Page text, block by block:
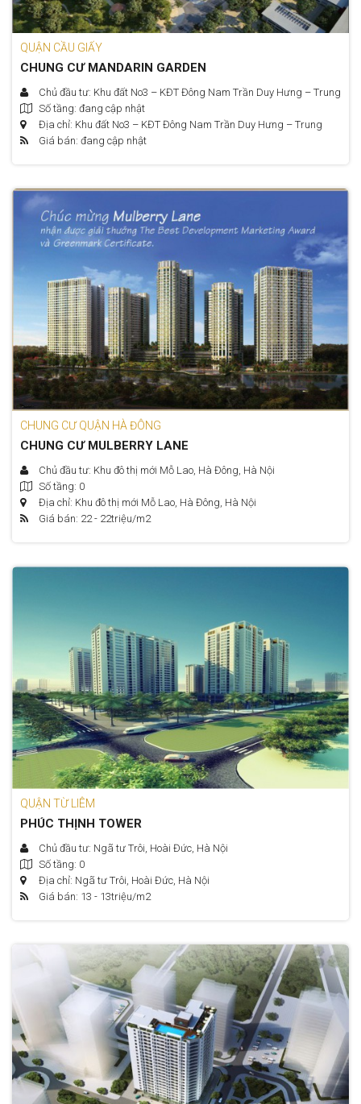
QUẬN CẦU GIẤY
CHUNG CƯ MANDARIN GARDEN
Chủ đầu tư: Khu đất No3 – KĐT Đông Nam Trần Duy Hưng – Trung
Hòa – Cầu Giấy – Hà Nội
Số tầng: đang cập nhật
Địa chỉ: Khu đất No3 – KĐT Đông Nam Trần Duy Hưng – Trung
Hòa – Cầu Giấy – Hà Nội
Giá bán: đang cập nhật
CHUNG CƯ QUẬN HÀ ĐÔNG
CHUNG CƯ MULBERRY LANE
Chủ đầu tư: Khu đô thị mới Mỗ Lao, Hà Đông, Hà Nội
Số tầng: 0
Địa chỉ: Khu đô thị mới Mỗ Lao, Hà Đông, Hà Nội
Giá bán: 22 - 22triệu/m2
QUẬN TỪ LIÊM
PHÚC THỊNH TOWER
Chủ đầu tư: Ngã tư Trôi, Hoài Đức, Hà Nội
Số tầng: 0
Địa chỉ: Ngã tư Trôi, Hoài Đức, Hà Nội
Giá bán: 13 - 13triệu/m2